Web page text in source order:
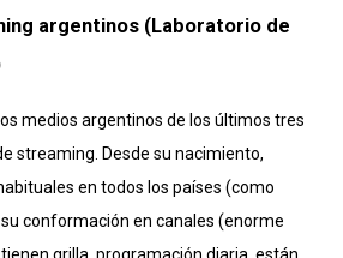
argentinos (Laboratorio de
medios argentinos de los últimos tres
streaming. Desde su nacimiento,
en todos los países (como
conformación en canales (enorme